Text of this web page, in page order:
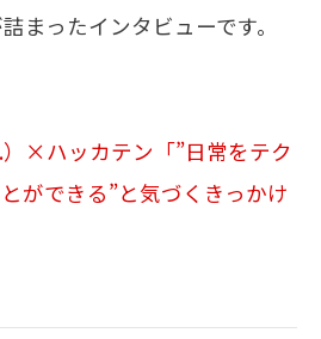
問い合わせ
まったインタビューです。
×ハッカテン「”日常をテク
ができる”と気づくきっかけ